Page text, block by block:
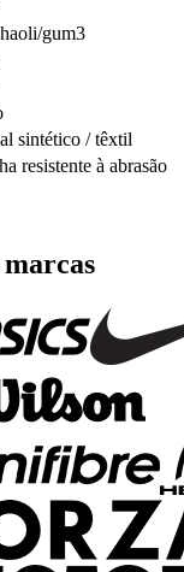
gum3
sintético / têxtil
resistente à abrasão
marcas